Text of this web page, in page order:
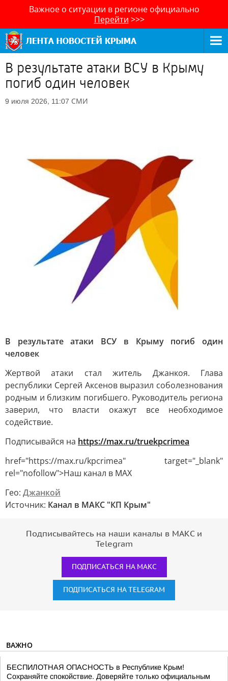
Важное о ситуации в регионе официально
Перейти >>>
В результате атаки ВСУ в Крыму
погиб один человек
9 июля 2026, 11:07 СМИ
В результате атаки ВСУ в Крыму погиб один
человек
Жертвой атаки стал житель Джанкоя. Глава
республики Сергей Аксенов выразил соболезнования
родным и близким погибшего. Руководитель региона
заверил, что власти окажут все необходимое
содействие.
Подписывайся на https://max.ru/truekpcrimea
href="https://max.ru/kpcrimea" target="_blank"
rel="nofollow">Наш канал в MAX
Гео: Джанкой
Источник: Канал в МАКС "КП Крым"
Подписывайтесь на наши каналы в МАКС и
Telegram
ПОДПИСАТЬСЯ НА МАКС
ПОДПИСАТЬСЯ НА TELEGRAM
ВАЖНО
БЕСПИЛОТНАЯ ОПАСНОСТЬ в Республике Крым!
Сохраняйте спокойствие. Доверяйте только официальным